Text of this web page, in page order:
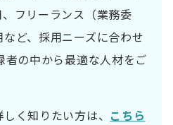
フリーランス（業務委
ど、採用ニーズに合わせ
者の中から最適な人材をご
く知りたい方は、 こちら